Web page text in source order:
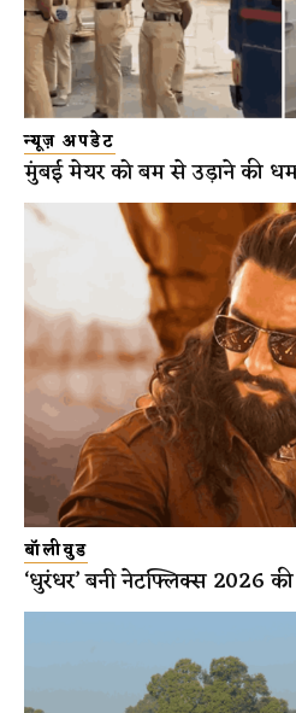
न्यूज़ अपडेट
मुंबई मेयर को बम से उड़ाने की
बॉलीवुड
‘धुरंधर’ बनी नेटफ्लिक्स 2026